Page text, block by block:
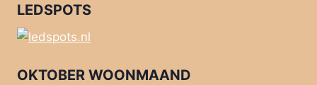
LEDSPOTS
OKTOBER WOONMAAND